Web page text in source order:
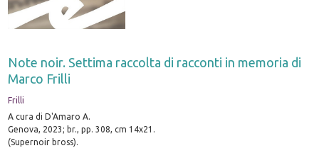
Note noir. Settima raccolta di racconti in memoria di
Marco Frilli
Frilli
A cura di D'Amaro A.
Genova, 2023; br., pp. 308, cm 14x21.
(Supernoir bross).